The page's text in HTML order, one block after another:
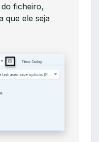
ficheiro,
que ele seja